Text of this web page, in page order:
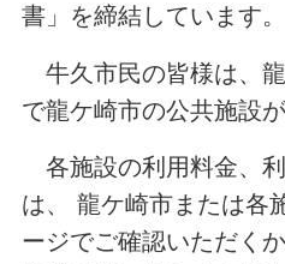
書」を締結しています。
牛久市民の皆様は、
で龍ケ崎市の公共施設
各施設の利用料金、
は、 龍ケ崎市または各
ージでご確認いただく